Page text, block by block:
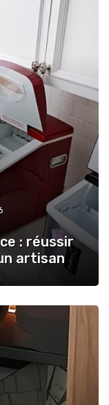
: réussir
artisan